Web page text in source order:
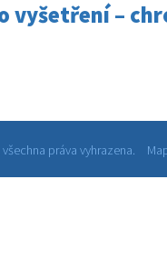
vyšetření –
práva vyhrazena.